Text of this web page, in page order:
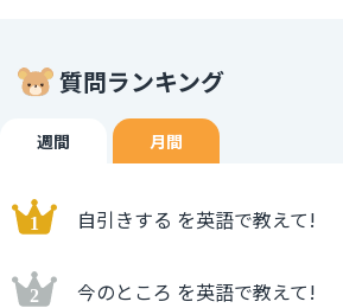
質問ランキング
週間 月間
自引きする を英語で教えて!
今のところ を英語で教えて!